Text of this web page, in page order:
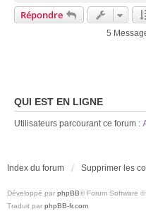
Répondre
5
QUI EST EN LIGNE
Utilisateurs parcourant ce forum :
Index du forum Supprimer les
Développé par phpBB® Forum Software
Traduit par phpBB-fr.com